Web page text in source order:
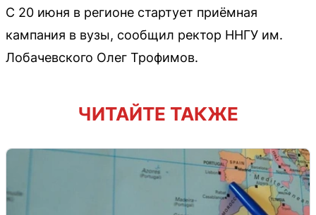
С 20 июня в регионе стартует приёмная
кампания в вузы, сообщил ректор ННГУ им.
Лобачевского Олег Трофимов.
ЧИТАЙТЕ ТАКЖЕ